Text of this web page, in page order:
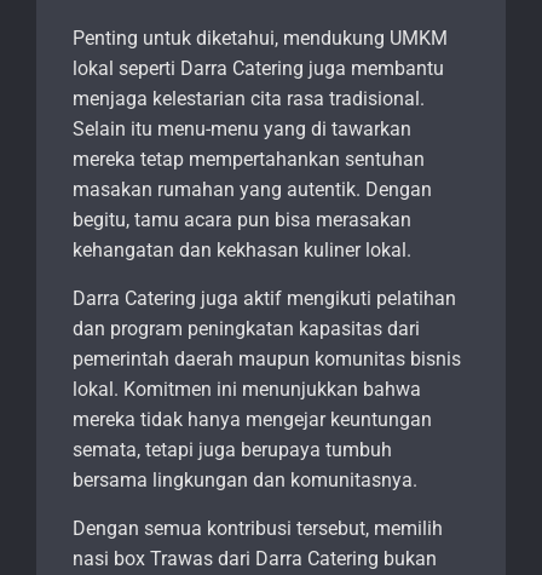
Penting untuk diketahui, mendukung UMKM
lokal seperti Darra Catering juga membantu
menjaga kelestarian cita rasa tradisional.
Selain itu menu-menu yang di tawarkan
mereka tetap mempertahankan sentuhan
masakan rumahan yang autentik. Dengan
begitu, tamu acara pun bisa merasakan
kehangatan dan kekhasan kuliner lokal.
Darra Catering juga aktif mengikuti pelatihan
dan program peningkatan kapasitas dari
pemerintah daerah maupun komunitas bisnis
lokal. Komitmen ini menunjukkan bahwa
mereka tidak hanya mengejar keuntungan
semata, tetapi juga berupaya tumbuh
bersama lingkungan dan komunitasnya.
Dengan semua kontribusi tersebut, memilih
nasi box Trawas dari Darra Catering bukan